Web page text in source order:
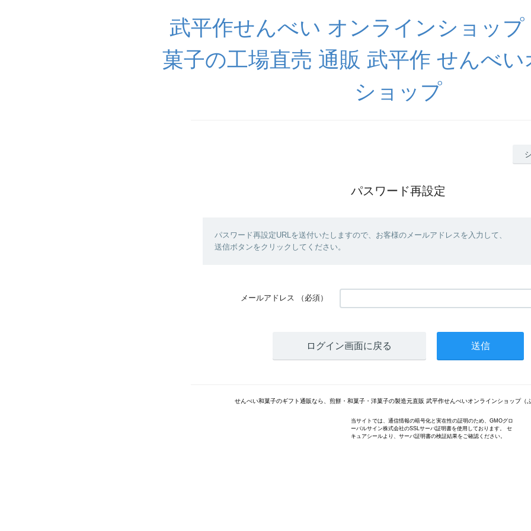
武平作せんべい オンラインショップ
菓子の工場直売 通販 武平作 せんべ
ショップ
パスワード再設定
パスワード再設定URLを送付いたしますので、お客様のメールアドレスを入力して、
送信ボタンをクリックしてください。
メールアドレス （必須）
ログイン画面に戻る
せんべい和菓子のギフト通販なら、煎餅・和菓子・洋菓子の製造元直販 武平作せんべいオンラインショップ（ぶ
当サイトでは、通信情報の暗号化と実在性の証明のため、GMOグロ
ーバルサイン株式会社のSSLサーバ証明書を使用しております。 セ
キュアシールより、サーバ証明書の検証結果をご確認ください。